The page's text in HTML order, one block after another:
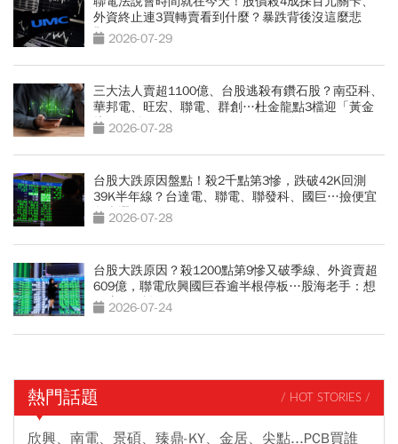
外資終止連3買轉賣看到什麼？暴跌背後沒這麼悲
觀？2026-07-29
三大法人賣超1100億、台股逃殺有鑽石股？南亞科、
華邦電、旺宏、聯電、群創…杜金龍點3檔迎「黃金
坑」買點
2026-07-28
台股大跌原因盤點！殺2千點第3慘，跌破42K回測
39K半年線？台達電、聯電、聯發科、國巨…撿便宜
怎麼選
2026-07-28
台股大跌原因？殺1200點第9慘又破季線、外資賣超
609億，聯電欣興國巨吞逾半根停板…股海老手：想
買這天再說
2026-07-24
熱門話題 / HOT STORIES /
欣興、南電、景碩、臻鼎-KY、金居、尖點...PCB買誰